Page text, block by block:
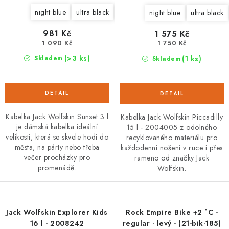
night blue ultra black asphalt dusty grey
Skladem (>3 ks)
981 Kč
1 090 Kč
Kabelka Jack Wolfskin Sunset 3 l
je dámská kabelka ideální
velikosti, která se skvele hodí do
města, na párty nebo třeba
večer procházky pro
promenádě.
night blue ultra black
Skladem (1 ks)
1 575 Kč
1 750 Kč
Kabelka Jack Wolfskin Piccadilly
15 l - 2004005 z odolného
recyklovaného materiálu pro
každodenní nošení v ruce i přes
rameno od značky Jack
Wolfskin.
Jack Wolfskin Explorer Kids
16 l - 2008242
Rock Empire Bike +2 °C -
regular - levý - (21-bik-185)